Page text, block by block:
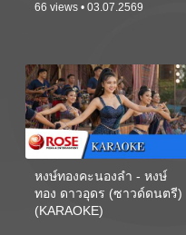
66 views • 03.07.2569
หงษ์ทองคะนองลำ - หงษ์
ทอง ดาวอุดร (ซาวด์ดนตรี)
(KARAOKE)